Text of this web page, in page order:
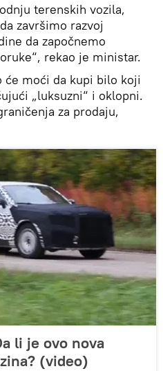
terenskih vozila,
završimo razvoj
da započnemo
rekao je ministar.
će moći da kupi bilo koji
„luksuzni“ i oklopni.
za prodaju,
li je ovo nova
(video)